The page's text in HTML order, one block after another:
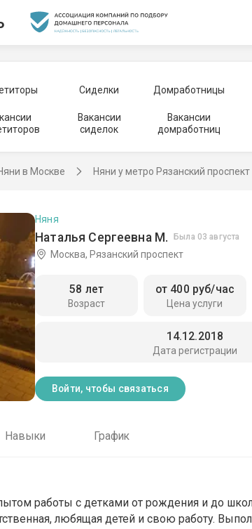
Сиделки Домработницы
Вакансии
сиделок
Вакансии
домработниц
в Москве Няни у метро Рязанский проспект
Наталья Сергеевна М. Была 03 августа
Няня
Москва, Рязанский проспект
Возраст
58 лет
Цена услуги
от 400 руб/час
Дата регистрации
14.12.2018
Войти, чтобы связаться
Навыки График
работы с детками от рождения и до
любящая детей и свою работу.